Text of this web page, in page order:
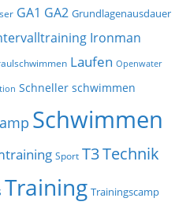
GA1 GA2 Grundlagenausdauer
Ironman
Laufen Openwater
Schneller schwimmen
Schwimmen
Sport T3Technik
Training Trainingscamp